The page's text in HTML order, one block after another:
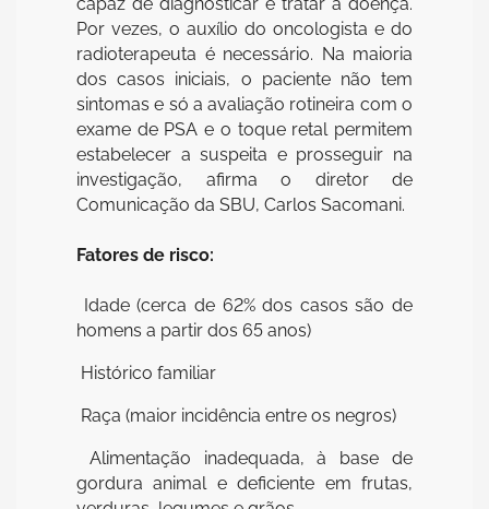
Por vezes, o auxílio do oncologista e do
radioterapeuta é necessário. Na maioria
dos casos iniciais, o paciente não tem
sintomas e só a avaliação rotineira com o
exame de PSA e o toque retal permitem
estabelecer a suspeita e prosseguir na
investigação, afirma o diretor de
Comunicação da SBU, Carlos Sacomani.
Fatores de risco:
 Idade (cerca de 62% dos casos são de
homens a partir dos 65 anos)
 Histórico familiar
 Raça (maior incidência entre os negros)
 Alimentação inadequada, à base de
gordura animal e deficiente em frutas,